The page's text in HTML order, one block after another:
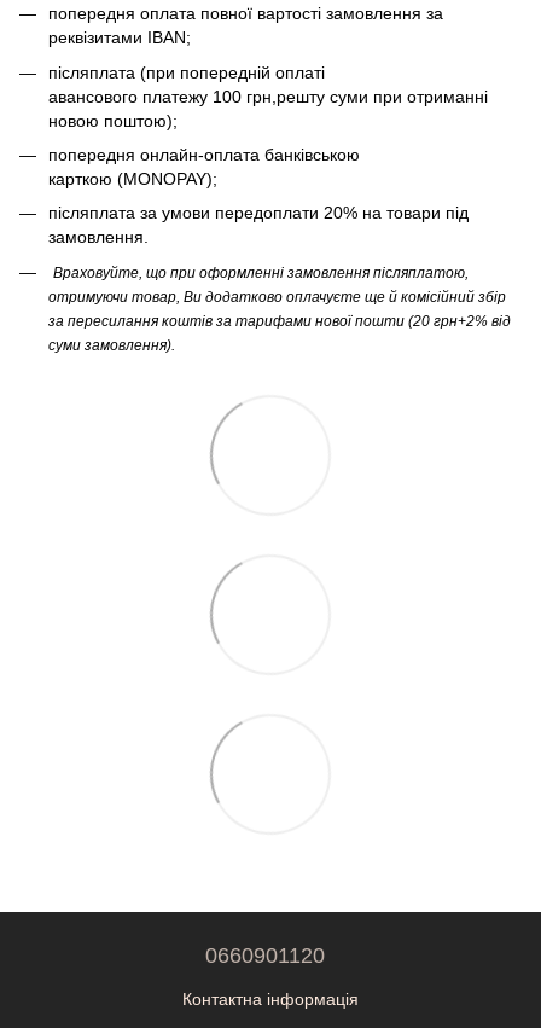
попередня оплата повної вартості замовлення за
реквізитами IBAN;
післяплата (при попередній оплаті
авансового платежу 100 грн,решту суми при отриманні
новою поштою);
попередня онлайн-оплата банківською
карткою (MONOPAY);
післяплата за умови передоплати 20% на товари під
замовлення.
Враховуйте, що при оформленні замовлення післяплатою,
отримуючи товар, Ви додатково оплачуєте ще й комісійний збір
за пересилання коштів за тарифами нової пошти (20 грн+2% від
суми замовлення).
0660901120
Контактна інформація